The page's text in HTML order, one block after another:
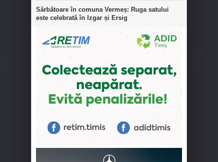
Sărbătoare în comuna Vermeș: Ruga satului
este celebrată în Izgar și Ersig